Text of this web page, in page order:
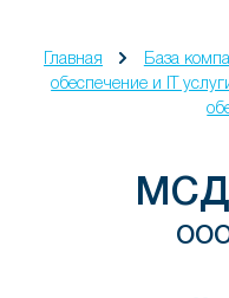
Главная База
обеспечение и IT